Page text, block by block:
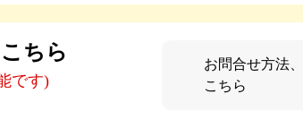
ちら
です)
お問合せ方法
こちら